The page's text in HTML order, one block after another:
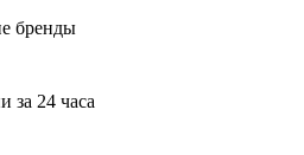
бренды
за 24 часа